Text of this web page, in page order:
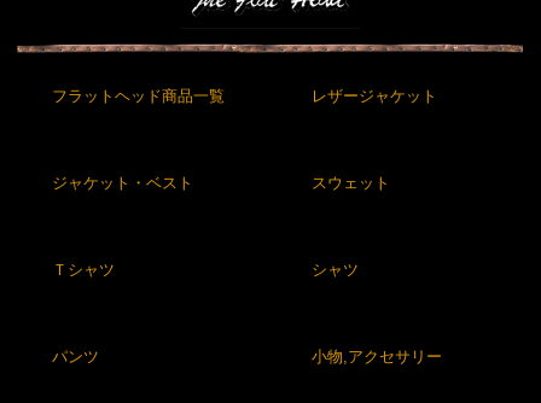
フラットヘッド商品一覧 レザージャケット
ジャケット・ベスト スウェット
Ｔシャツ シャツ
パンツ 小物,アクセサリー